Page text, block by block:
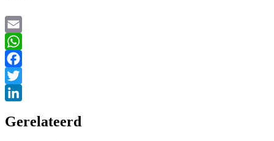
Email
WhatsApp
Facebook
Twitter
Gerelateerd